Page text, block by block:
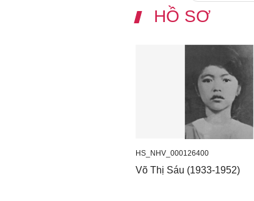
HỒ SƠ
HS_NHV_000126400
Võ Thị Sáu (1933-1952)